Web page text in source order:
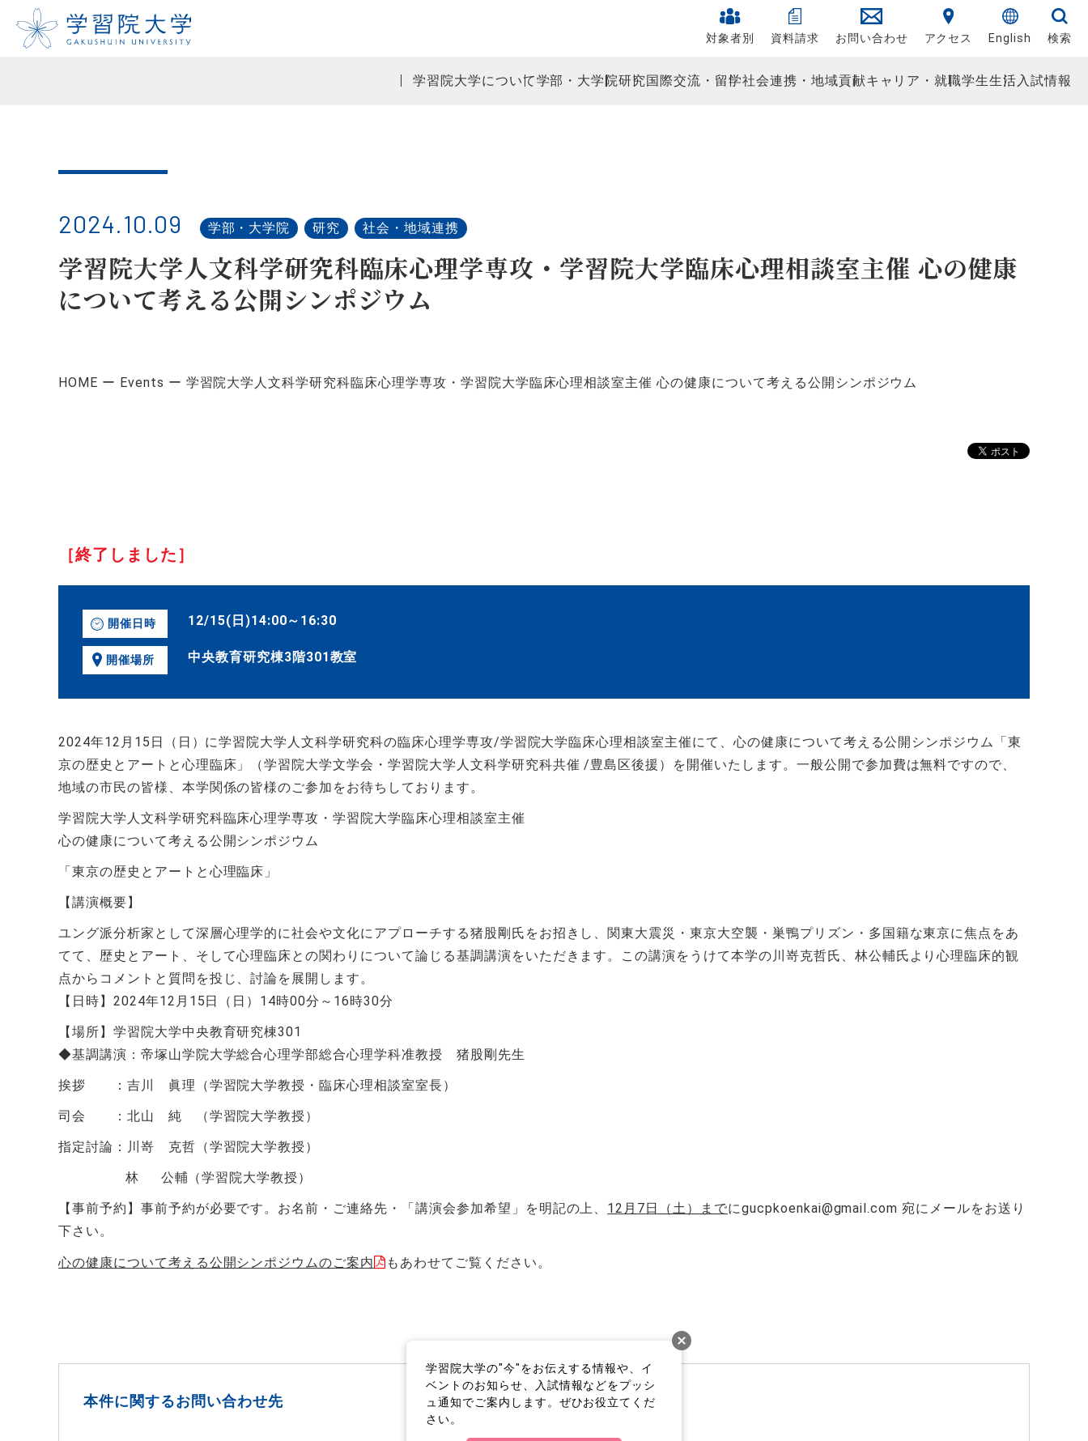
対象者別 資料請求 お問い合わせ アクセス English 検索
学習院大学について学部・大学院研究国際交流・留学社会連携・地域貢献キャリア・就職学生生活入試情報
2024.10.09 学部・大学院 研究 社会・地域連携
学習院大学人文科学研究科臨床心理学専攻・学習院大学臨床心理相談室主催 心の健康
について考える公開シンポジウム
HOME Events 学習院大学人文科学研究科臨床心理学専攻・学習院大学臨床心理相談室主催 心の健康について考える公開シンポジウム
［終了しました］
開催日時 12/15(日)14:00～16:30
開催場所 中央教育研究棟3階301教室
2024年12 月 15 日（日）に学習院大学人文科学研究科の臨床心理学専攻/学習院大学臨床心理相談室主催にて、心の健康について考える公開シンポジウム「東
京の歴史とアートと心理臨床」（学習院大学文学会・学習院大学人文科学研究科共催/豊島区後援）を開催いたします。一般公開で参加費は無料ですので、
地域の市民の皆様、本学関係の皆様のご参加をお待ちしております。
学習院大学人文科学研究科臨床心理学専攻・学習院大学臨床心理相談室主催
心の健康について考える公開シンポジウム
「東京の歴史とアートと心理臨床」
【講演概要】
ユング派分析家として深層心理学的に社会や文化にアプローチする猪股剛氏をお招きし、関東大震災・東京大空襲・巣鴨プリズン・多国籍な東京に焦点をあ
てて、歴史とアート、そして心理臨床との関わりについて論じる基調講演をいただきます。この講演をうけて本学の川嵜克哲氏、林公輔氏より心理臨床的観
点からコメントと質問を投じ、討論を展開します。
【日時】 2024年12 月 15 日（日） 14時00分～ 16時30分
【場所】学習院大学中央教育研究棟301
◆基調講演：帝塚山学院大学総合心理学部総合心理学科准教授 猪股剛先生
挨拶 ：吉川 眞理（学習院大学教授・臨床心理相談室室長）
司会 ：北山 純 （学習院大学教授）
指定討論：川嵜 克哲（学習院大学教授）
林 公輔（学習院大学教授）
【事前予約】事前予約が必要です。お名前・ご連絡先・「講演会参加希望」を明記の上、 12 月 7 日（土）までにgucpkoenkai@gmail.com宛にメールをお送り
下さい。
心の健康について考える公開シンポジウムのご案内 もあわせてご覧ください。
本件に関するお問い合わせ先
学習院大学の"今"をお伝えする情報や、イ
ベントのお知らせ、入試情報などをプッシ
ュ通知でご案内します。ぜひお役立てくだ
さい。